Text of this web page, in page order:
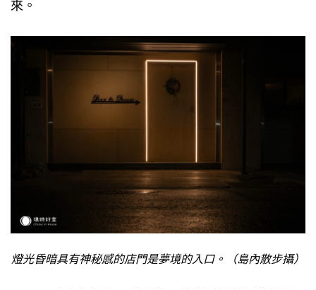
來。
燈光昏暗具有神秘感的店門是夢境的入口。（島內散步攝）